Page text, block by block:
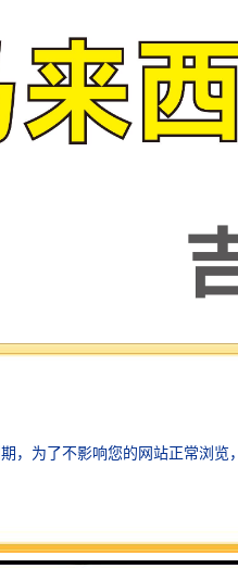
企业走出去开拓国/际市